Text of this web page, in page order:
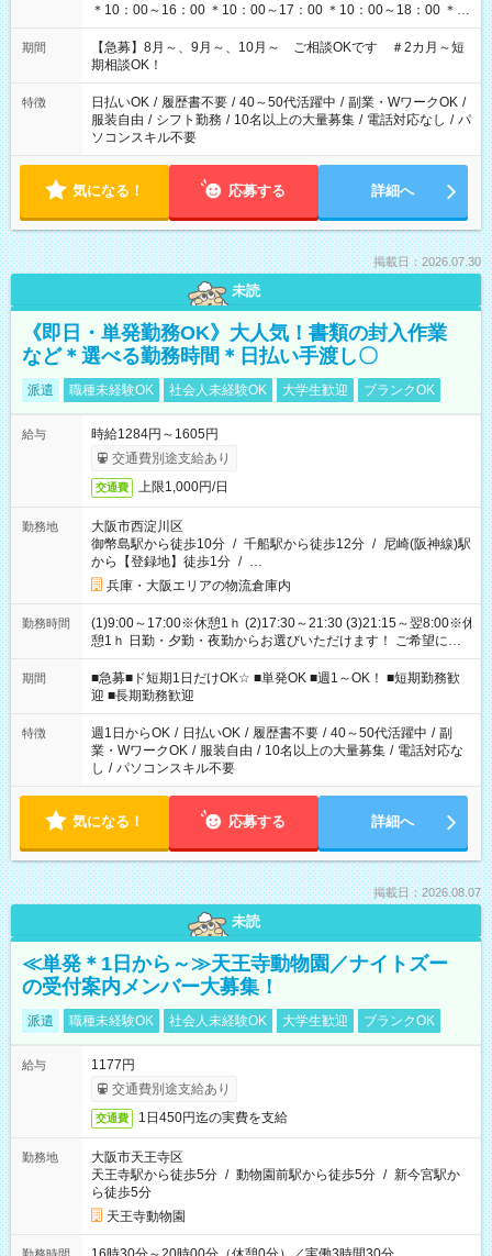
＊10：00～16：00 ＊10：00～17：00 ＊10：00～18：00 ＊
11：00～19：00 ＊12：00～19：00 ＊13：00～19：00
期間
【急募】8月～、9月～、10月～ ご相談OKです ＃2カ月～短
期相談OK！
特徴 日払いOK / 履歴書不要 / 40～50代活躍中 / 副業・WワークOK /
服装自由 / シフト勤務 / 10名以上の大量募集 / 電話対応なし / パ
ソコンスキル不要
気になる！ 応募する 詳細へ
掲載日：2026.07.30
未読
《即日・単発勤務OK》大人気！書類の封入作業
など＊選べる勤務時間＊日払い手渡し〇
派遣 職種未経験OK 社会人未経験OK 大学生歓迎 ブランクOK
給与
時給1284円～1605円
交通費別途支給あり
交通費 上限1,000円/日
勤務地
大阪市西淀川区
御幣島駅から徒歩10分 / 千船駅から徒歩12分 / 尼崎(阪神線)駅
から【登録地】徒歩1分 / …
兵庫・大阪エリアの物流倉庫内
勤務時間
(1)9:00～17:00※休憩1ｈ (2)17:30～21:30 (3)21:15～翌8:00※休
憩1ｈ 日勤・夕勤・夜勤からお選びいただけます！ ご希望に合
わせて働けるお仕事です(*^^*) 【その他選べる勤務時間】 8-17
時/9-17時/9-18時/10-18時/11-21時/18-22時/20-翌4時/21-翌5
時/22-翌6時/0-翌8時 ご自身のご都合で選んで頂ける完全自由シ
フト！
期間
■急募■ド短期1日だけOK☆ ■単発OK ■週1～OK！ ■短期勤務歓
迎 ■長期勤務歓迎
特徴 週1日からOK / 日払いOK / 履歴書不要 / 40～50代活躍中 / 副
業・WワークOK / 服装自由 / 10名以上の大量募集 / 電話対応な
し / パソコンスキル不要
気になる！ 応募する 詳細へ
掲載日：2026.08.07
未読
≪単発＊1日から～≫天王寺動物園／ナイトズー
の受付案内メンバー大募集！
派遣 職種未経験OK 社会人未経験OK 大学生歓迎 ブランクOK
給与
1177円
交通費別途支給あり
交通費 1日450円迄の実費を支給
勤務地
大阪市天王寺区
天王寺駅から徒歩5分 / 動物園前駅から徒歩5分 / 新今宮駅か
ら徒歩5分
天王寺動物園